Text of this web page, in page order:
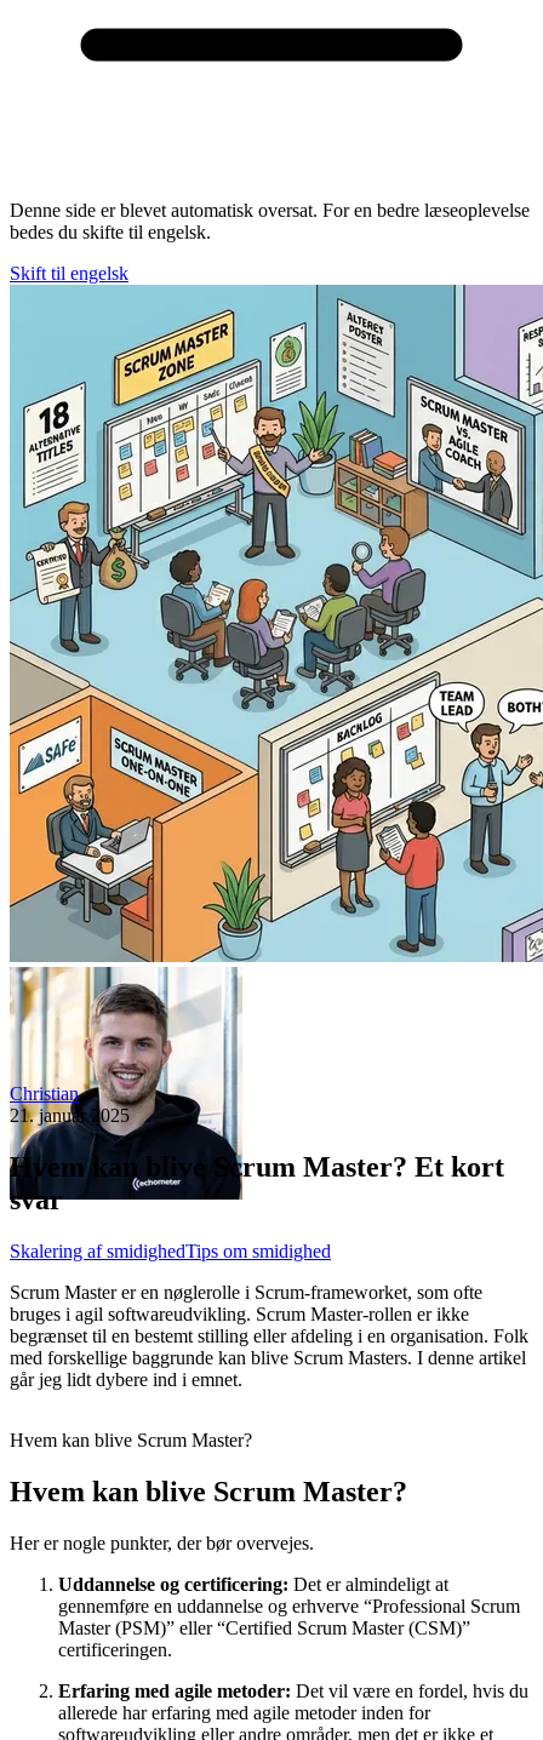
Denne side er blevet automatisk oversat. For en bedre læseoplevelse
bedes du skifte til engelsk.
Skift til engelsk
Christian
21. januar 2025
Hvem kan blive Scrum Master? Et kort
svar
Skalering af smidighedTips om smidighed
Scrum Master er en nøglerolle i Scrum-frameworket, som ofte
bruges i agil softwareudvikling. Scrum Master-rollen er ikke
begrænset til en bestemt stilling eller afdeling i en organisation. Folk
med forskellige baggrunde kan blive Scrum Masters. I denne artikel
går jeg lidt dybere ind i emnet.
Hvem kan blive Scrum Master?
Hvem kan blive Scrum Master?
Her er nogle punkter, der bør overvejes.
Uddannelse og certificering: Det er almindeligt at
gennemføre en uddannelse og erhverve “Professional Scrum
Master (PSM)” eller “Certified Scrum Master (CSM)”
certificeringen.
Erfaring med agile metoder: Det vil være en fordel, hvis du
allerede har erfaring med agile metoder inden for
softwareudvikling eller andre områder, men det er ikke et